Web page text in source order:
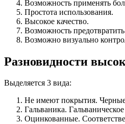
Возможность применять
Простота использования.
Высокое качество.
Возможность
Возможно визуально
Разновидности
Выделяется 3 вида:
Не имеют покрытия.
Гальваника.
Оцинкованные.